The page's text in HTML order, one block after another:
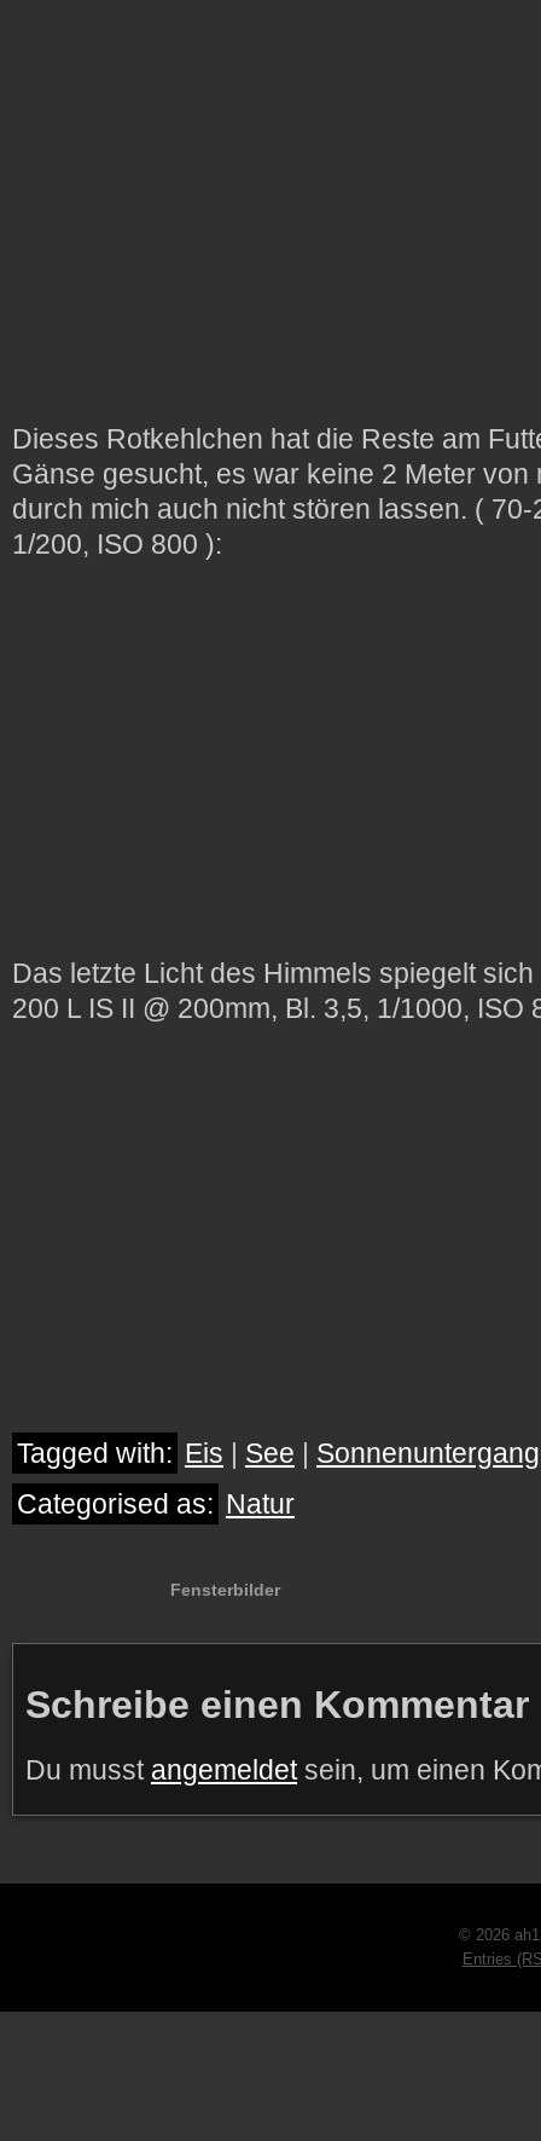
Dieses Rotkehlchen hat die Reste am
Gänse gesucht, es war keine 2 Meter von
durch mich auch nicht stören lassen. (
1/200, ISO 800 ):
Das letzte Licht des Himmels spiegelt
200 L IS II @ 200mm, Bl. 3,5, 1/1000, ISO
Tagged with: Eis | See | Sonnenuntergang
Categorised as: Natur
Fensterbilder
Schreibe einen Kommentar
Du musst angemeldetsein, um einen
© 2026
Entries